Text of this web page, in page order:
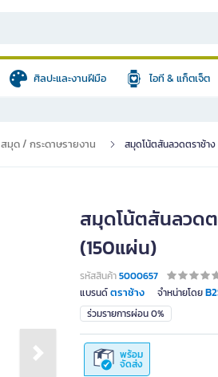
ศิลปะและงานฝีมือ ไอที & แก็ตเจ็ต
สมุด / กระดาษรายงาน สมุดโน้ตสันลวดตราช้าง
Next slide
สมุดโน้ตสันลวดต
(150แผ่น)
รหัสสินค้า5000657
แบรนด์ตราช้าง จำหน่ายโดย
ร่วมรายการผ่อน 0%
พร้อม
จัดส่ง